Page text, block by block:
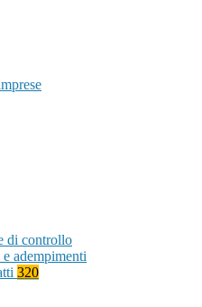
di controllo
adempimenti
320